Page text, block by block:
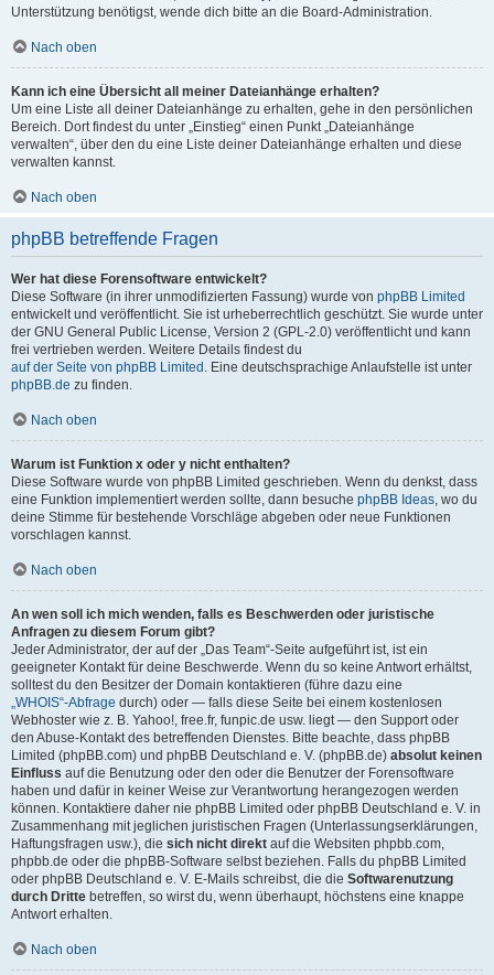
Unterstützung benötigst, wende dich bitte an die Board-Administration.
Nach oben
Kann ich eine Übersicht all meiner Dateianhänge erhalten?
Um eine Liste all deiner Dateianhänge zu erhalten, gehe in den persönlichen
Bereich. Dort findest du unter „Einstieg“ einen Punkt „Dateianhänge
verwalten“, über den du eine Liste deiner Dateianhänge erhalten und diese
verwalten kannst.
Nach oben
phpBB betreffende Fragen
Wer hat diese Forensoftware entwickelt?
Diese Software (in ihrer unmodifizierten Fassung) wurde von phpBB Limited
entwickelt und veröffentlicht. Sie ist urheberrechtlich geschützt. Sie wurde unter
der GNU General Public License, Version 2 (GPL-2.0) veröffentlicht und kann
frei vertrieben werden. Weitere Details findest du
auf der Seite von phpBB Limited . Eine deutschsprachige Anlaufstelle ist unter
phpBB.de zu finden.
Nach oben
Warum ist Funktion x oder y nicht enthalten?
Diese Software wurde von phpBB Limited geschrieben. Wenn du denkst, dass
eine Funktion implementiert werden sollte, dann besuche phpBB Ideas , wo du
deine Stimme für bestehende Vorschläge abgeben oder neue Funktionen
vorschlagen kannst.
Nach oben
An wen soll ich mich wenden, falls es Beschwerden oder juristische
Anfragen zu diesem Forum gibt?
Jeder Administrator, der auf der „Das Team“-Seite aufgeführt ist, ist ein
geeigneter Kontakt für deine Beschwerde. Wenn du so keine Antwort erhältst,
solltest du den Besitzer der Domain kontaktieren (führe dazu eine
„WHOIS“-Abfrage durch) oder — falls diese Seite bei einem kostenlosen
Webhoster wie z. B. Yahoo!, free.fr, funpic.de usw. liegt — den Support oder
den Abuse-Kontakt des betreffenden Dienstes. Bitte beachte, dass phpBB
Limited (phpBB.com) und phpBB Deutschland e. V. (phpBB.de) absolut keinen
Einfluss auf die Benutzung oder den oder die Benutzer der Forensoftware
haben und dafür in keiner Weise zur Verantwortung herangezogen werden
können. Kontaktiere daher nie phpBB Limited oder phpBB Deutschland e. V. in
Zusammenhang mit jeglichen juristischen Fragen (Unterlassungserklärungen,
Haftungsfragen usw.), die sich nicht direkt auf die Websiten phpbb.com,
phpbb.de oder die phpBB-Software selbst beziehen. Falls du phpBB Limited
oder phpBB Deutschland e. V. E-Mails schreibst, die die Softwarenutzung
durch Dritte betreffen, so wirst du, wenn überhaupt, höchstens eine knappe
Antwort erhalten.
Nach oben